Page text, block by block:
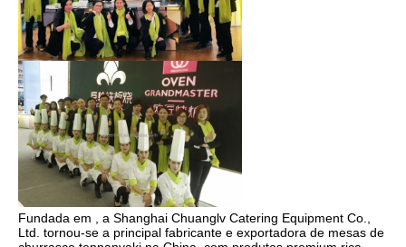
Fundada em , a Shanghai Chuanglv Catering Equipment Co.,
Ltd. tornou-se a principal fabricante e exportadora de mesas de